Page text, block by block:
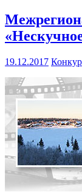
19.12.2017